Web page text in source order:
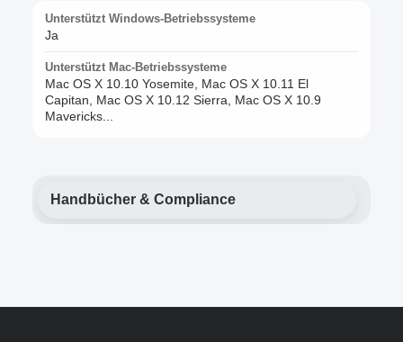
Unterstützt Windows-Betriebssysteme
Ja
Unterstützt Mac-Betriebssysteme
Mac OS X 10.10 Yosemite, Mac OS X 10.11 El
Capitan, Mac OS X 10.12 Sierra, Mac OS X 10.9
Mavericks...
Handbücher & Compliance